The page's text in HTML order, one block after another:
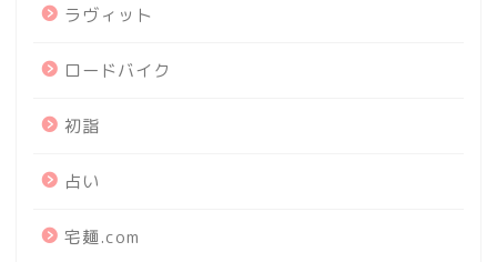
ラヴィット
ロードバイク
初詣
占い
宅麺.com